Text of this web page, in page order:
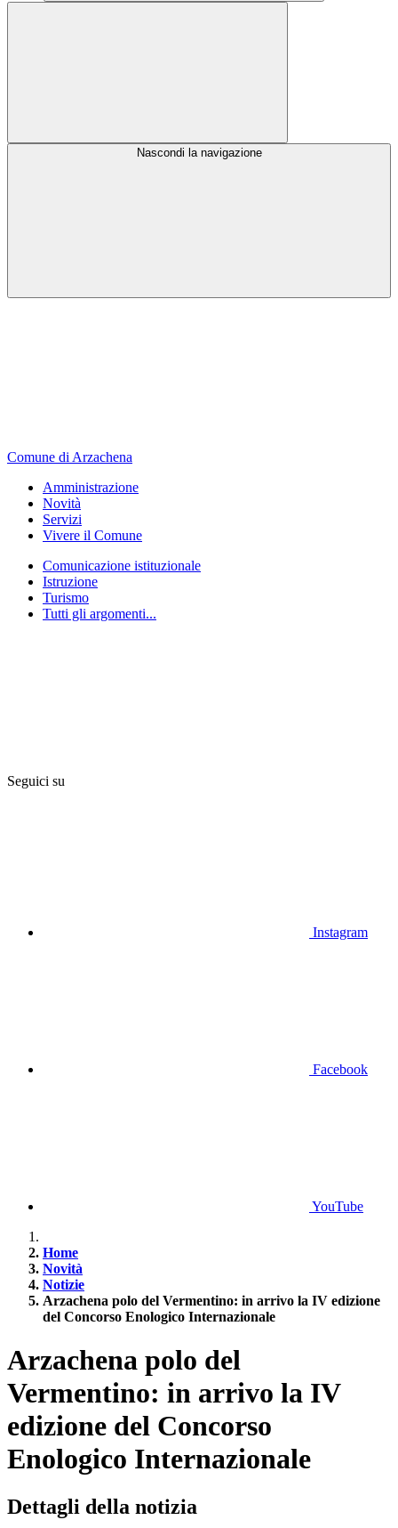
Nascondi la navigazione
Comune di Arzachena
Amministrazione
Novità
Servizi
Vivere il Comune
Comunicazione istituzionale
Istruzione
Turismo
Tutti gli argomenti...
Seguici su
Instagram
Facebook
YouTube
Home
Novità
Notizie
Arzachena polo del Vermentino: in arrivo la IV edizione
del Concorso Enologico Internazionale
Arzachena polo del
Vermentino: in arrivo la IV
edizione del Concorso
Enologico Internazionale
Dettagli della notizia